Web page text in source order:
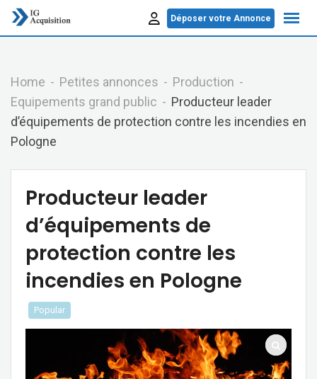
Skip
Déposer votre Annonce
Home Petites annonces
Production
Equipements grand public
Producteur leader
d’équipements de protection contre les incendies en
Pologne
Producteur leader
d’équipements de
protection contre les
incendies en Pologne
Popular